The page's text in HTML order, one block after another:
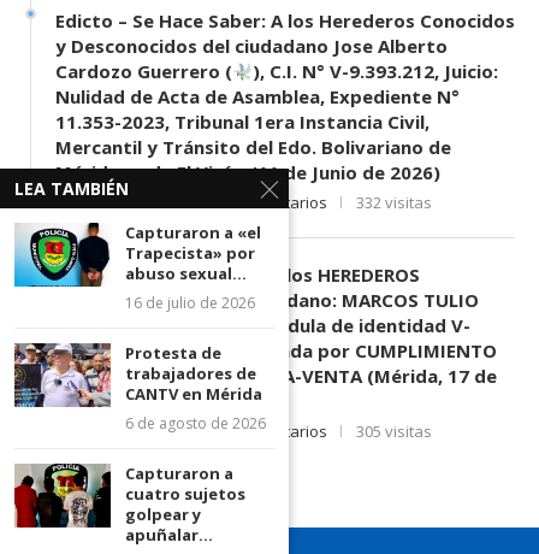
Edicto – Se Hace Saber: A los Herederos Conocidos
y Desconocidos del ciudadano Jose Alberto
Cardozo Guerrero (
), C.I. N° V-9.393.212, Juicio:
Nulidad de Acta de Asamblea, Expediente N°
11.353-2023, Tribunal 1era Instancia Civil,
Mercantil y Tránsito del Edo. Bolivariano de
Mérida, sede El Vigía. (11 de Junio de 2026)
11 de junio de 2026 0 comentarios 332 visitas
EDICTO SE HACE SABER: A los HEREDEROS
DESCONOCIDOS del ciudadano: MARCOS TULIO
) cédula de identidad V-
3.003.963, Parte demandada por CUMPLIMIENTO
DE CONTRATO DE COMPRA-VENTA (Mérida, 17 de
Junio de 2026)
17 de junio de 2026 0 comentarios 305 visitas
LEA TAMBIÉN
Capturaron a «el
Trapecista» por
abuso sexual...
16 de julio de 2026
Protesta de
trabajadores de
CANTV en Mérida
6 de agosto de 2026
Capturaron a
cuatro sujetos
golpear y
apuñalar...